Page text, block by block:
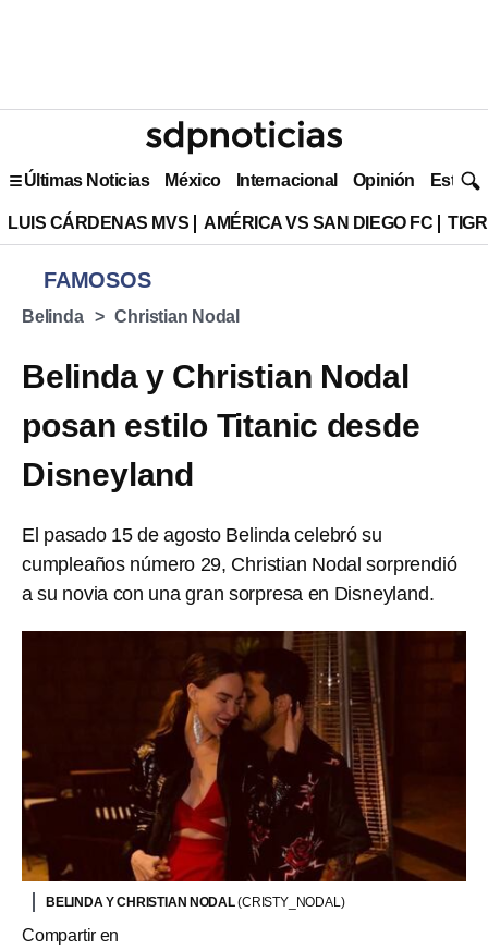
Últimas Noticias México Internacional Opinión Estilo
LUIS CÁRDENAS MVS AMÉRICA VS SAN DIEGO FC
FAMOSOS
Belinda Christian Nodal
Belinda y Christian Nodal
posan estilo Titanic desde
Disneyland
El pasado 15 de agosto Belinda celebró su
cumpleaños número 29, Christian Nodal sorprendió
a su novia con una gran sorpresa en Disneyland.
BELINDA Y CHRISTIAN NODAL(CRISTY_NODAL)
Compartir en